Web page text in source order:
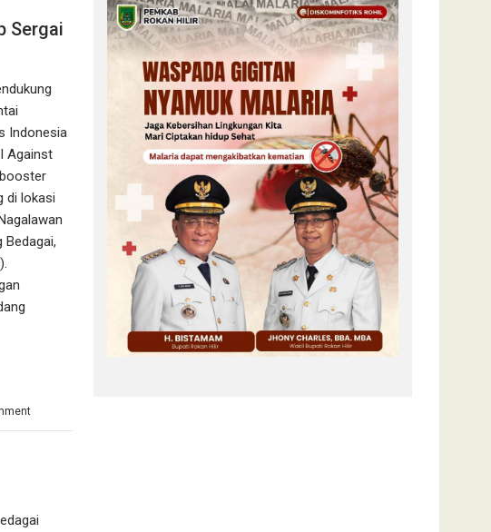
Sergai
Indonesia
Against
di lokasi
Bedagai,